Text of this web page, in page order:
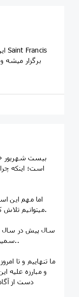
این روز به بزرگداشت حامی مقدس حیوانات Saint Francis
برگزار میشه
بیست شهریور
است؛ اینکه
اما مهم این
میتوانیم تلاش کنیم تا خشونت علیه حیوانات متوقف شود‌.
سمیرم به طرز فجیع و دلخراشی کشته شدند..
ما تنهاییم و تا
و مبارزه علیه
دست از